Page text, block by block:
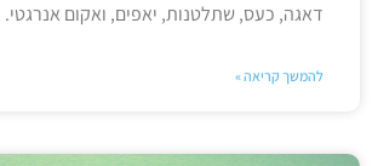
דאגה, כעס, שתלטנות, יאפים, ואקום אנרגטי.
להמשך קריאה »